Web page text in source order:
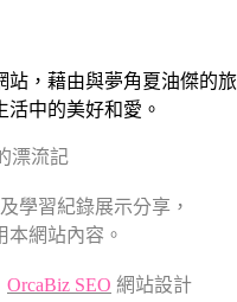
站，藉由與夢角夏油傑的旅
中的美好和愛。
漂流記
學習紀錄展示分享，
本網站內容。
OrcaBiz SEO 網站設計